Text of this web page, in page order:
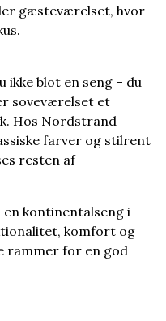
gæsteværelset, hvor
ikke blot en seng – du
soveværelset et
Hos Nordstrand
farver og stilrent
resten af
kontinentalseng i
komfort og
rammer for en god